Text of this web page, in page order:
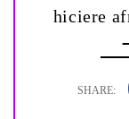
hiciere